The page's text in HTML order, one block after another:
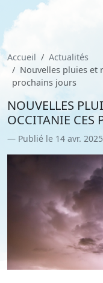
Accueil
Actualités
Nouvelles pluies et
prochains jours
NOUVELLES
OCCITANIE CES
Publié le 14 avr.